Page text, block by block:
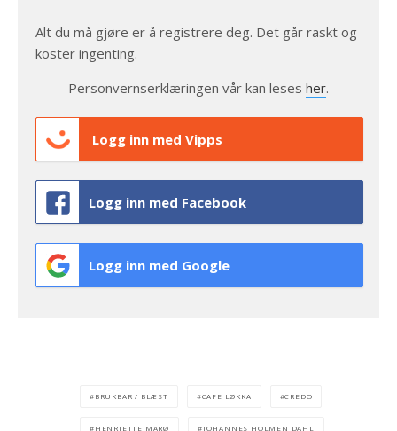
Alt du må gjøre er å registrere deg. Det går raskt og
koster ingenting.
Personvernserklæringen vår kan leses her.
Logg inn med Vipps
Logg inn med Facebook
Logg inn med Google
BRUKBAR / BLÆST CAFE LØKKA CREDO
HENRIETTE MARØ JOHANNES HOLMEN DAHL